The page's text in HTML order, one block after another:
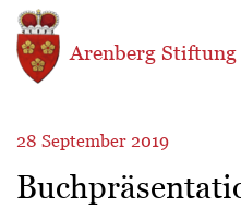
Direkt zum Inhalt
Arenberg Stiftung
28 September 2019